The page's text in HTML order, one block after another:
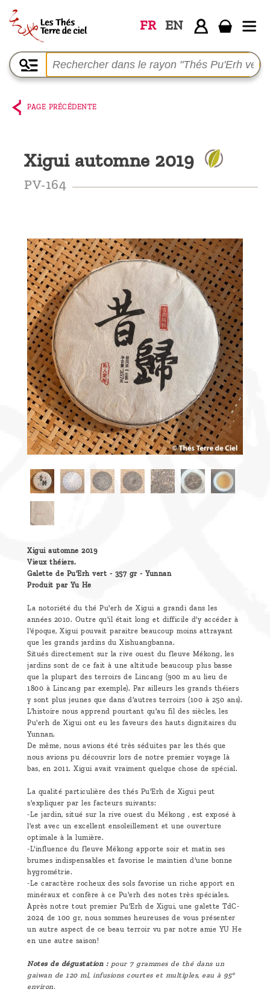
FR EN
Accueil
La
boutique
Parmi les
producteurs,
sommes-
nous ?
Découvrir
le thé
Pu'Erh
Comment
infuser
votre thé
Contactez-
nous !
PAGE PRÉCÉDENTE
Xigui automne 2019
PV-164
Xigui automne 2019
Vieux théiers.
Galette de Pu'Erh vert - 357 gr - Yunnan
Produit par Yu He
La notoriété du thé Pu'erh de Xigui a grandi dans les
années 2010. Outre qu'il était long et difficile d'y accéder à
l'époque, Xigui pouvait paraitre beaucoup moins attrayant
que les grands jardins du Xishuangbanna.
Situés directement sur la rive ouest du fleuve Mékong, les
jardins sont de ce fait à une altitude beaucoup plus basse
que la plupart des terroirs de Lincang (900 m au lieu de
1800 à Lincang par exemple). Par ailleurs les grands théiers
y sont plus jeunes que dans d'autres terroirs (100 à 250 ans).
L'histoire nous apprend pourtant qu'au fil des siècles, les
Pu'erh de Xigui ont eu les faveurs des hauts dignitaires du
Yunnan.
De même, nous avions été très séduites par les thés que
nous avions pu découvrir lors de notre premier voyage là
bas, en 2011. Xigui avait vraiment quelque chose de spécial.
La qualité particulière des thés Pu'Erh de Xigui peut
s'expliquer par les facteurs suivants:
-Le jardin, situé sur la rive ouest du Mékong , est exposé à
l'est avec un excellent ensoleillement et une ouverture
optimale à la lumière.
-L'influence du fleuve Mékong apporte soir et matin ses
brumes indispensables et favorise le maintien d'une bonne
hygrométrie.
-Le caractère rocheux des sols favorise un riche apport en
minéraux et confère à ce Pu'erh des notes très spéciales.
Après notre tout premier Pu'Erh de Xigui, une galette TdC-
2024 de 100 gr, nous sommes heureuses de vous présenter
un autre aspect de ce beau terroir vu par notre amie YU He
en une autre saison!
Notes de dégustation :pour 7 grammes de thé dans un
gaiwan de 120 ml, infusions courtes et multiples, eau à 95°
environ.